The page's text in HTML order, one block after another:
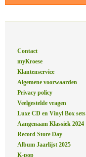
Contact
myKroese
Klantenservice
Algemene voorwaarden
Privacy policy
Veelgestelde vragen
Luxe CD en Vinyl Box sets
Aangenaam Klassiek 2024
Record Store Day
Album Jaarlijst 2025
K-pop